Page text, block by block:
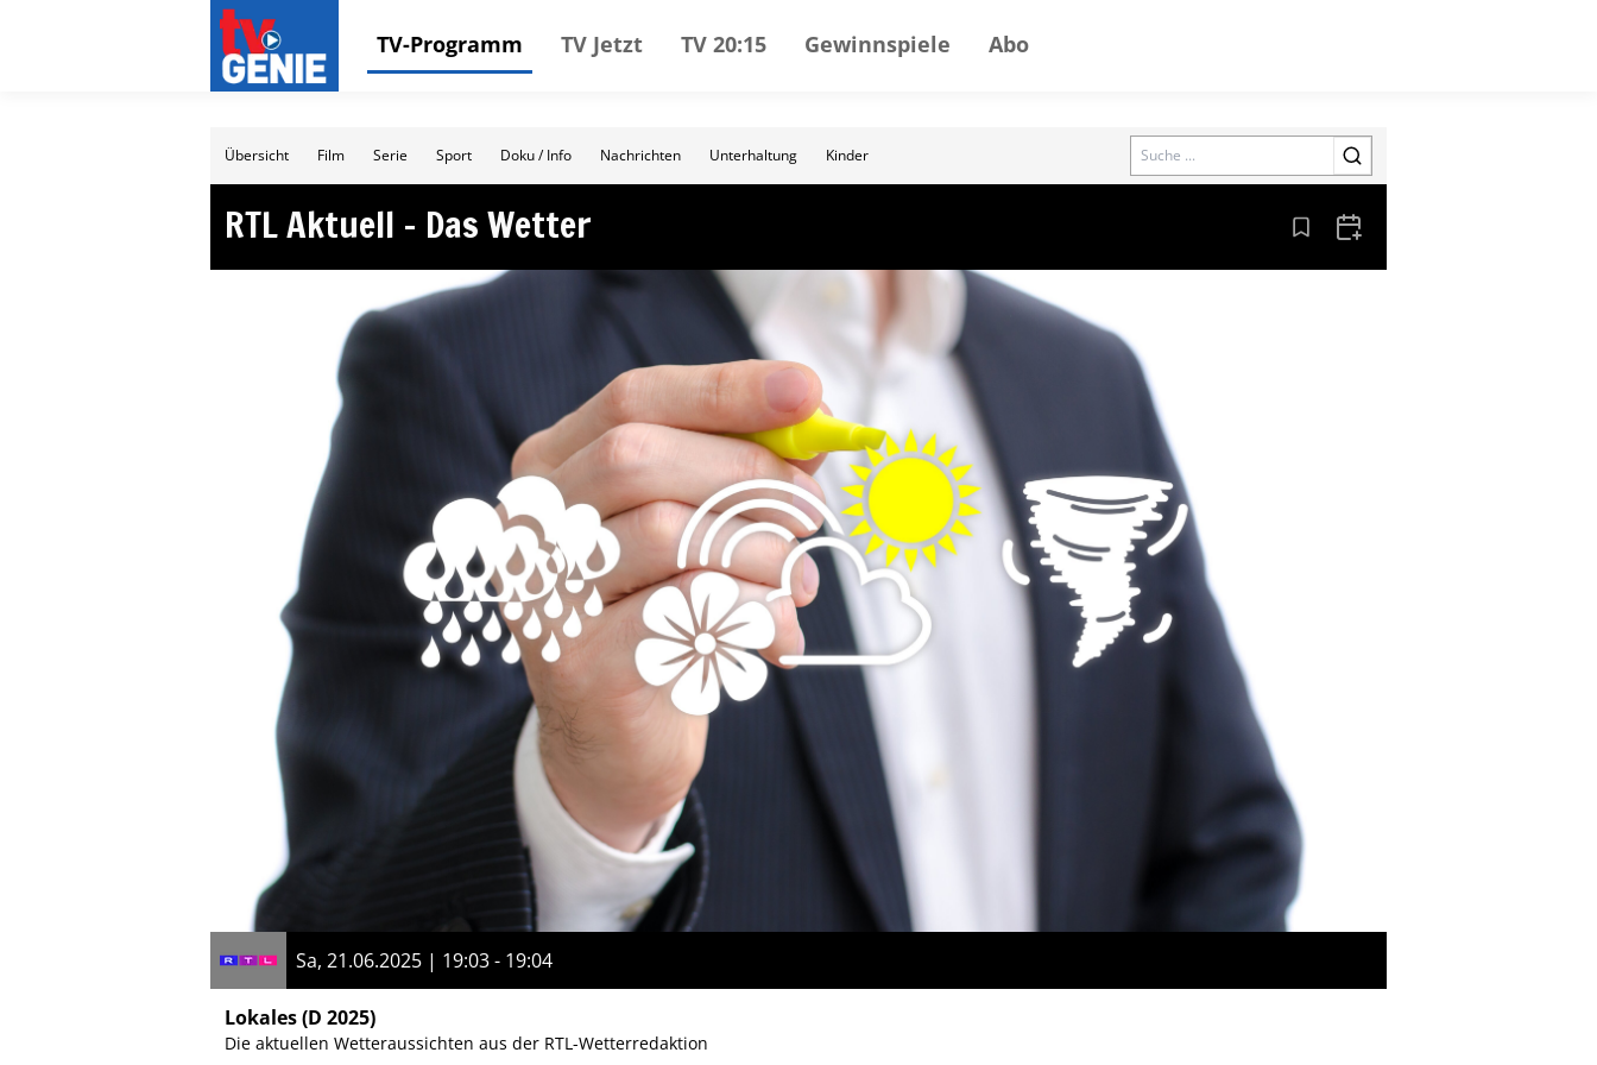
TV-Programm TV Jetzt TV 20:15 Gewinnspiele Abo
Übersicht Film Serie Sport Doku / Info Nachrichten Unterhaltung Kinder Search
RTL Aktuell – Das Wetter Aus den Lesezeichen entfernen
Zum Kalender hinzufügen
Sa, 21.06.2025 | 19:03 - 19:04
Lokales(D 2025)
Die aktuellen Wetteraussichten aus der RTL-Wetterredaktion